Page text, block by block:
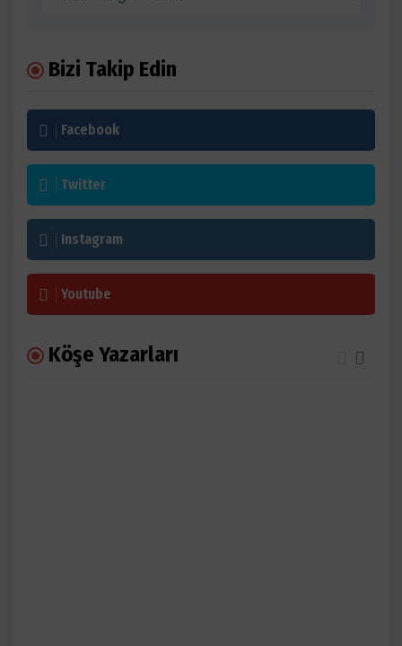
Bizi Takip Edin
Facebook
Twitter
Instagram
Youtube
Köşe Yazarları